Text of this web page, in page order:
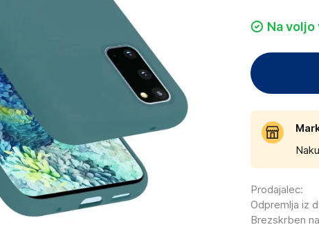
Na
Prodajalec:
Odpremlja iz
Brezskrben